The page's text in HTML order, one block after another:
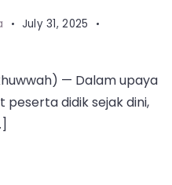
July 31, 2025
— Dalam upaya
didik sejak dini,